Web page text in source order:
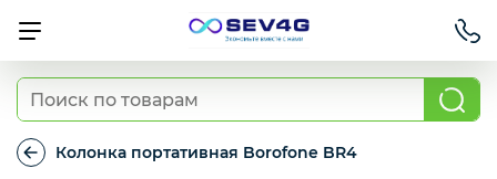
Тарифы
Колонка портативная Borofone BR4